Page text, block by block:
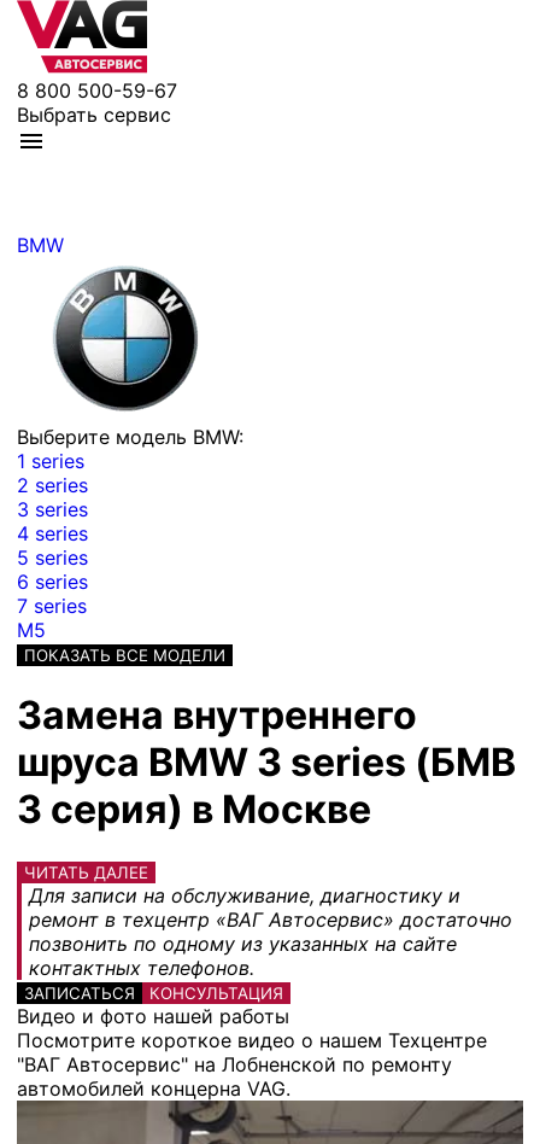
8 800 500-59-67
Выбрать сервис
BMW
Выберите модель BMW:
1 series
2 series
3 series
4 series
5 series
6 series
7 series
M5
ПОКАЗАТЬ ВСЕ МОДЕЛИ
Замена внутреннего
шруса BMW 3 series (БМВ
3 серия) в Москве
ЧИТАТЬ ДАЛЕЕ
Для записи на обслуживание, диагностику и
ремонт в техцентр «ВАГ Автосервис» достаточно
позвонить по одному из указанных на сайте
контактных телефонов.
ЗАПИСАТЬСЯ КОНСУЛЬТАЦИЯ
Видео и фото нашей работы
Посмотрите короткое видео о нашем Техцентре
"ВАГ Автосервис" на Лобненской по ремонту
автомобилей концерна VAG.